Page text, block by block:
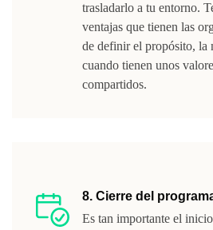
trasladarlo a tu entorno.
ventajas que tienen las
de definir el propósito, la
cuando tienen unos
compartidos.
8. Cierre del
Es tan importante el